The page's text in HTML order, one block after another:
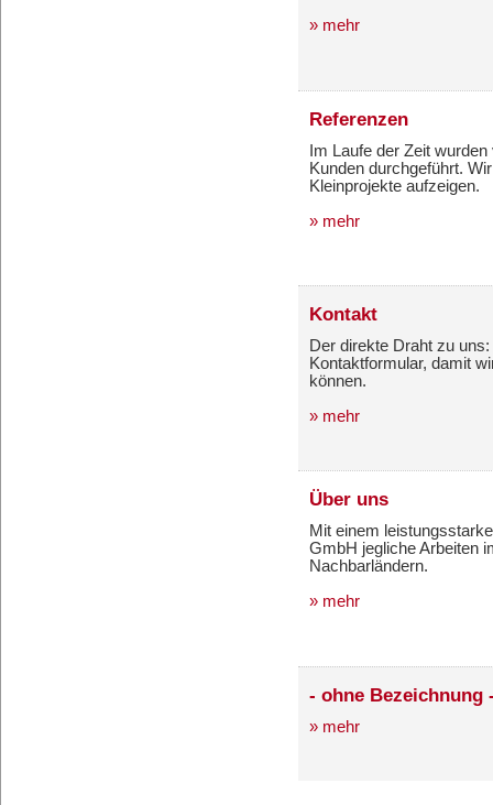
» mehr
Referenzen
Im Laufe der Zeit
Kunden durchgeführt.
Kleinprojekte aufzeigen.
» mehr
Kontakt
Der direkte Draht zu
Kontaktformular, damit
können.
» mehr
Über uns
Mit einem
GmbH jegliche Arbeiten
Nachbarländern.
» mehr
- ohne Bezeichnung
» mehr